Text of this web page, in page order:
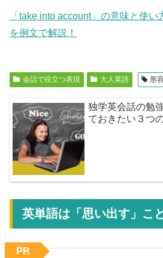
「take into account」の意味と使
を例文で解説！
会話で役立つ表現 大人英語 形
独学英会話の勉
ておきたい３つ
英単語は「思い出す」こ
PR